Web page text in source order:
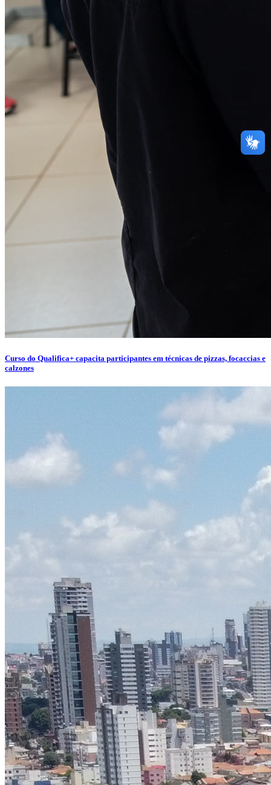
Curso do Qualifica+ capacita participantes em técnicas de pizzas, focaccias e
calzones